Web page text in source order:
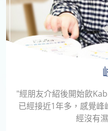
"經朋友介紹後開始飲
已經接近1年多，感覺
經沒有